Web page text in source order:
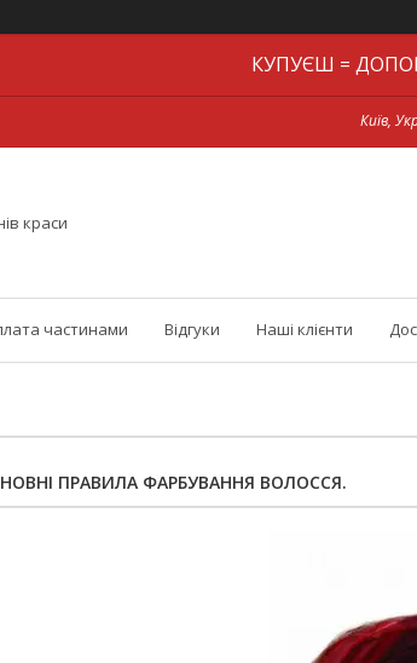
КУПУЄШ =
Київ,
краси
частинами Відгуки Наші клієнти
ПРАВИЛА ФАРБУВАННЯ ВОЛОССЯ.